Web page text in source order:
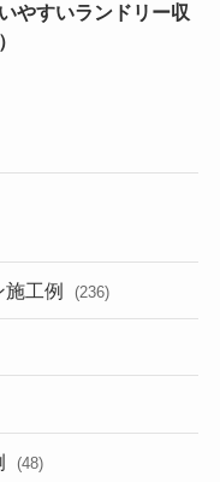
やすいランドリー収
施工例 (236)
(48)